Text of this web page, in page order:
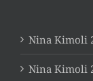
Nina Kimoli
Nina Kimoli